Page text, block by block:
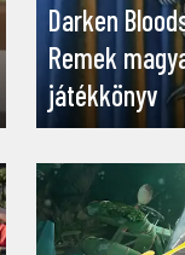
Darken
Remek
játékkönyv